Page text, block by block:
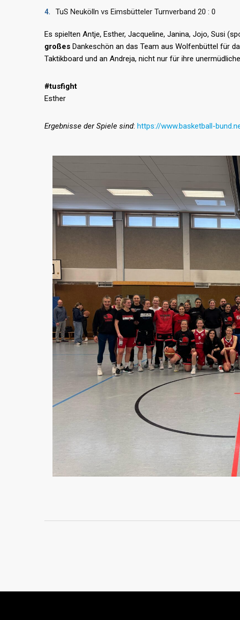
TuS Neukölln vs Eimsbütteler Turnverband 20 : 0
Es spielten Antje, Esther, Jacqueline, Janina, Jojo, Susi
großes Dankeschön an das Team aus Wolfenbüttel für
Taktikboard und an Andreja, nicht nur für ihre
#tusfight
Esther
Ergebnisse der Spiele sind: https://www.basketball-